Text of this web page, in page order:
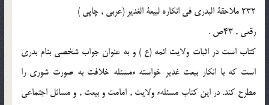
232 ملاحقة البدرى فى انكاره لبيعة الغدير (عربى , چاپى )
رقعى , 43ص .
كتاب است در اثبات ولايت ائمه (ع ) و به عنوان جواب شخصى بنام بدرى
است كه با انكار بيعت غدير خواسته ءمسئله خلافت به صورت شورى را
مطرح كند. در اين كتاب مسئلهء ولايت , امامت و بيعت , و مسائل اجتماعى